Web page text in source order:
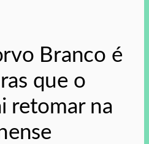
Branco é
que o
retomar na